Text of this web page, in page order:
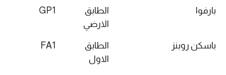
بارفوا
الطابق
الارضي
GP1
باسكن روبنز
الطابق
الاول
FA1